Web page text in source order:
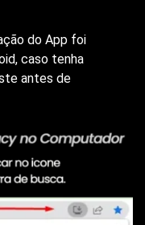
do App foi
caso tenha
antes de